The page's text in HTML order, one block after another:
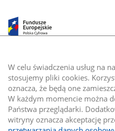
W celu świadczenia usług na
stosujemy pliki cookies.
oznacza, że będą one
W każdym momencie można
Państwa przeglądarki.
witryny oznacza akceptację